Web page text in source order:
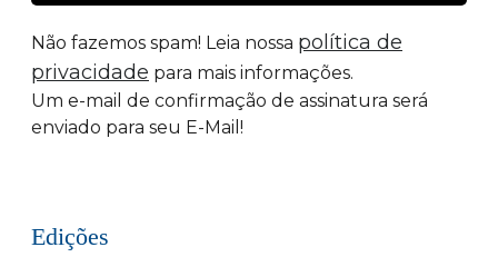
Não fazemos spam! Leia nossa política de
privacidade para mais informações.
Um e-mail de confirmação de assinatura será
enviado para seu E-Mail!
Edições